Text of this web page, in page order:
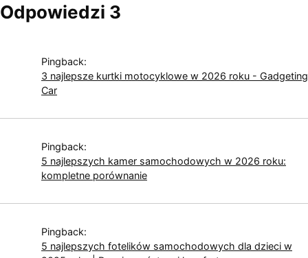
Odpowiedzi 3
Pingback:
3 najlepsze kurtki motocyklowe w 2026 roku - Gadgeting
Car
Pingback:
5 najlepszych kamer samochodowych w 2026 roku:
kompletne porównanie
Pingback:
5 najlepszych fotelików samochodowych dla dzieci w